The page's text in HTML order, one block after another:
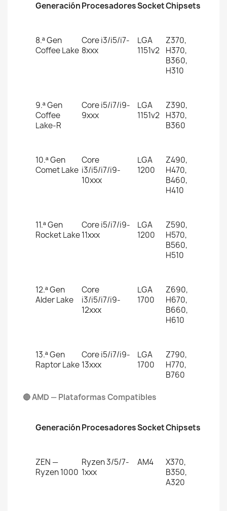
GeneraciónProcesadoresSocketChipsets
8.ª Gen
Coffee Lake
Core i3/i5/i7-
8xxx
LGA
1151v2
Z370,
H370,
B360,
H310
9.ª Gen
Coffee
Lake-R
Core i5/i7/i9-
9xxx
LGA
1151v2
Z390,
H370,
B360
10.ª Gen
Comet Lake
Core
i3/i5/i7/i9-
10xxx
LGA
1200
Z490,
H470,
B460,
H410
11.ª Gen
Rocket Lake
Core i5/i7/i9-
11xxx
LGA
1200
Z590,
H570,
B560,
H510
12.ª Gen
Alder Lake
Core
i3/i5/i7/i9-
12xxx
LGA
1700
Z690,
H670,
B660,
H610
13.ª Gen
Raptor Lake
Core i5/i7/i9-
13xxx
LGA
1700
Z790,
H770,
B760
🔴 AMD — Plataformas Compatibles
GeneraciónProcesadoresSocketChipsets
ZEN —
Ryzen 1000
Ryzen 3/5/7-
1xxx
AM4
X370,
B350,
A320